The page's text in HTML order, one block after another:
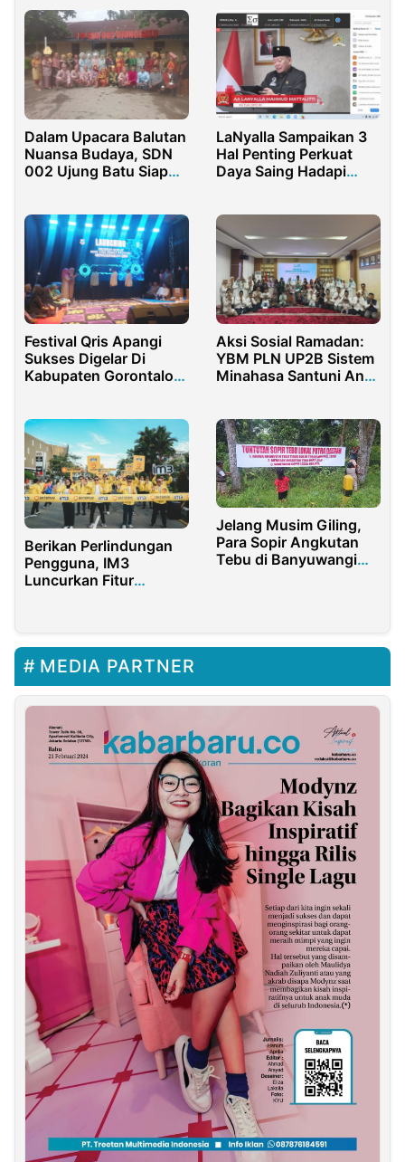
Dalam Upacara Balutan
Nuansa Budaya, SDN
002 Ujung Batu Siap
LaNyalla Sampaikan 3
Hal Penting Perkuat
Daya Saing Hadapi
Festival Qris Apangi
Sukses Digelar Di
Kabupaten Gorontalo,
Aksi Sosial Ramadan:
YBM PLN UP2B Sistem
Minahasa Santuni Anak
Berikan Perlindungan
Pengguna, IM3
Luncurkan Fitur
Jelang Musim Giling,
Para Sopir Angkutan
Tebu di Banyuwangi
MEDIA PARTNER